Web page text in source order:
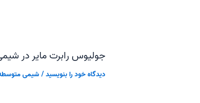
جولیوس رابرت مایر در
دیدگاه‌ خود را بنویسید/شیمی